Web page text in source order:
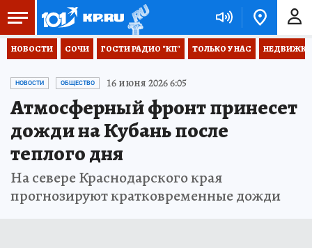
НОВОСТИ СОЧИ ГОСТИ РАДИО "КП" ТОЛЬКО У НАС НЕДВИЖКА
НОВОСТИ ОБЩЕСТВО 16 июня 2026 6:05
Атмосферный фронт принесет
дожди на Кубань после
теплого дня
На севере Краснодарского края
прогнозируют кратковременные дожди